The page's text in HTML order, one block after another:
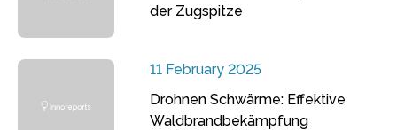
der Zugspitze
11 February 2025
Drohnen Schwärme: Effektive
Waldbrandbekämpfung